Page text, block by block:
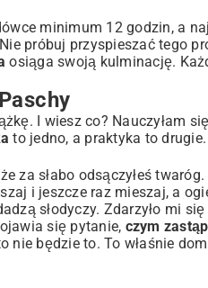
minimum 12 godzin, a
próbuj przyspieszać tego
osiąga swoją kulminację.
I wiesz co? Nauczyłam
to jedno, a praktyka to drugie.
za słabo odsączyłeś
i jeszcze raz mieszaj, a
słodyczy. Zdarzyło mi się
się pytanie, czym
będzie to. To właśnie